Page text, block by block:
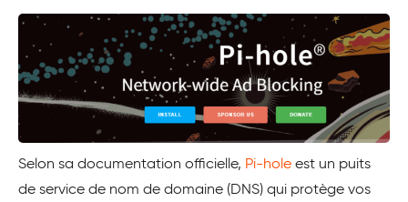
Selon sa documentation officielle, Pi-hole est un puits
de service de nom de domaine (DNS) qui protège vos